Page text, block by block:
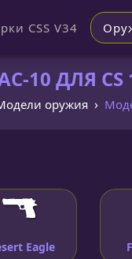
CSS V34
10 ДЛЯ CS
оружия
Eagle